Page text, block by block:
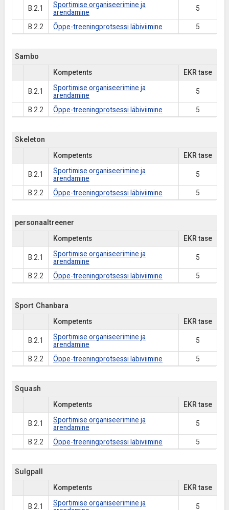
B.2.1
Sportimise organiseerimine ja
arendamine
5
B.2.2 Õppe-treeningprotsessi läbiviimine 5
Sambo
Kompetents EKR tase
B.2.1
Sportimise organiseerimine ja
arendamine
5
B.2.2 Õppe-treeningprotsessi läbiviimine 5
Skeleton
Kompetents EKR tase
B.2.1
Sportimise organiseerimine ja
arendamine
5
B.2.2 Õppe-treeningprotsessi läbiviimine 5
personaaltreener
Kompetents EKR tase
B.2.1
Sportimise organiseerimine ja
arendamine
5
B.2.2 Õppe-treeningprotsessi läbiviimine 5
Sport Chanbara
Kompetents EKR tase
B.2.1
Sportimise organiseerimine ja
arendamine
5
B.2.2 Õppe-treeningprotsessi läbiviimine 5
Squash
Kompetents EKR tase
B.2.1
Sportimise organiseerimine ja
arendamine
5
B.2.2 Õppe-treeningprotsessi läbiviimine 5
Sulgpall
Kompetents EKR tase
B.2.1
Sportimise organiseerimine ja
5